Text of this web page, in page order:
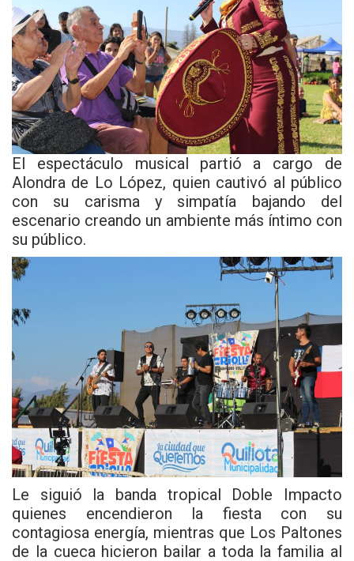
El espectáculo musical partió a cargo de
Alondra de Lo López, quien cautivó al público
con su carisma y simpatía bajando del
escenario creando un ambiente más íntimo con
su público.
Le siguió la banda tropical Doble Impacto
quienes encendieron la fiesta con su
contagiosa energía, mientras que Los Paltones
de la cueca hicieron bailar a toda la familia al